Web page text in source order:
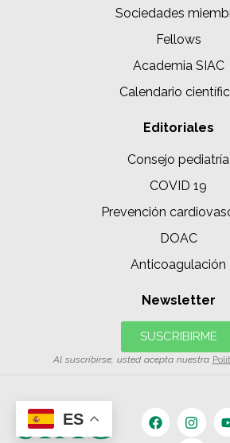
Sociedades
Fellows
Academia SIAC
Calendario
Editoriales
Consejo pediatría
COVID 19
Prevención
DOAC
Anticoagulación
Newsletter
SUSCRIBIRME
Al suscribirse, usted acepta nuestra
ES